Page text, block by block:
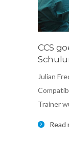
CCS
Julian
Trainer
Read